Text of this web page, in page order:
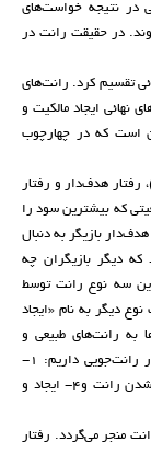
در نتیجه خواست‌های
در حقیقت رانت در
تقسیم کرد. رانت‌های
نهائی ایجاد مالکیت و
است که در چهارچوب
رفتار هدف‌دار و رفتار
که بیشترین سود را
بازیگر به دنبال
دیگر بازیگران چه
سه نوع رانت توسط
دیگر به نام «ایجاد
به رانت‌های طبیعی و
مصنوعی تقسیم می‌شوند. بنا بر این ما عملا چهار نوع رفتار رانت‌جویی داریم: 1-
جستجوی رانت، 2- مبارزه برای رانت، 3- مالک و صاحب شدن رانت و4- ایجاد و
منجر می‌گردد. رفتار